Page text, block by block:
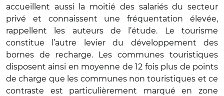
accueillent aussi la moitié des salariés du secteur
privé et connaissent une fréquentation élevée,
rappellent les auteurs de l’étude. Le tourisme
constitue l’autre levier du développement des
bornes de recharge. Les communes touristiques
disposent ainsi en moyenne de 12 fois plus de points
de charge que les communes non touristiques et ce
contraste est particulièrement marqué en zone